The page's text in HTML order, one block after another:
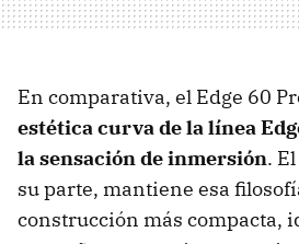
En comparativa, el Edge 60
estética curva de la línea
la sensación de inmersión.
su parte, mantiene esa
construcción más compacta,